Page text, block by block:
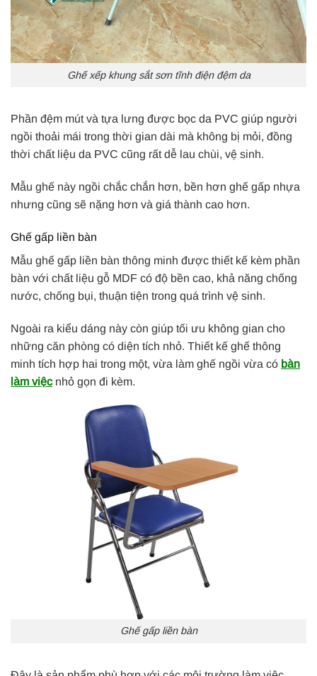
Ghế xếp khung sắt sơn tĩnh điện đệm da
Phần đệm mút và tựa lưng được bọc da PVC giúp người
ngồi thoải mái trong thời gian dài mà không bị mỏi, đồng
thời chất liệu da PVC cũng rất dễ lau chùi, vệ sinh.
Mẫu ghế này ngồi chắc chắn hơn, bền hơn ghế gấp nhựa
nhưng cũng sẽ nặng hơn và giá thành cao hơn.
Ghế gấp liền bàn
Mẫu ghế gấp liền bàn thông minh được thiết kế kèm phần
bàn với chất liệu gỗ MDF có độ bền cao, khả năng chống
nước, chống bụi, thuận tiện trong quá trình vệ sinh.
Ngoài ra kiểu dáng này còn giúp tối ưu không gian cho
những căn phòng có diện tích nhỏ. Thiết kế ghế thông
minh tích hợp hai trong một, vừa làm ghế ngồi vừa có bàn
làm việcnhỏ gọn đi kèm.
Ghế gấp liền bàn